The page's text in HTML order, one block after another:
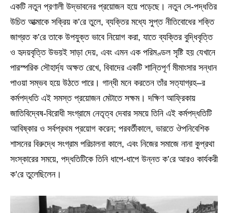
একটি নতুন প্রণালী উদ্ভাবনের প্রয়োজন হয়ে পড়েছে। নতুন সে-পদ্ধতির
উচিত আত্মাকে সক্রিয় ক’রে তুলে, ব্যক্তির মধ্যে সুপ্ত নীতিবোধের শক্তি
জাগ্রত ক’রে তাকে উপযুক্ত ভাবে নিয়োগ করা, যাতে ব্যক্তির বুদ্ধিবৃত্তি
ও হৃদয়বৃত্তি উভয়ই সাড়া দেয়, এবং এমন এক পরিমণ্ডল সৃষ্টি হয় যেখানে
পারস্পরিক সৌহার্দ্য অক্ষত রেখে, বিবাদের একটি শান্তিপূর্ণ মীমাংসার সন্ধান
পাওয়া সম্ভব হয়ে উঠতে পারে। গান্ধী মনে করতেন তাঁর সত্যাগ্রহ–র
কর্মপদ্ধতি এই সমস্ত প্রয়োজন মেটাতে সক্ষম। দক্ষিণ আফ্রিকায়
জাতিবিদ্বেষ-বিরোধী সংগ্রামে নেতৃত্ব দেবার সময়ে তিনি এই কর্মপদ্ধতিটি
আবিষ্কার ও সর্বপ্রথম প্রয়োগ করেন; পরবর্তীকালে, ভারতে ঔপনিবেশিক
শাসনের বিরুদ্ধে সংগ্রাম পরিচালনা কালে, এবং নিজের সমাজে নানা কুপ্রথা
সংস্কারের সময়ে, পদ্ধতিটিকে তিনি ধাপে-ধাপে উন্নত ক’রে আরও কার্যকরী
ক’রে তুলেছিলেন।